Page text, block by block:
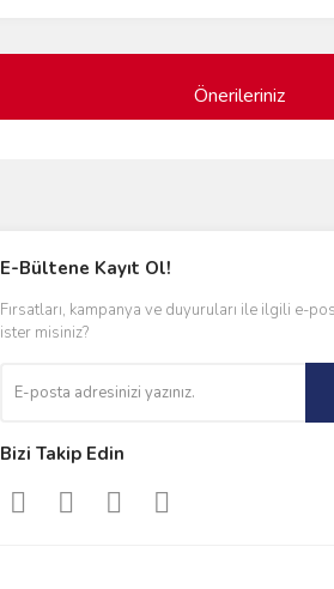
Önerileriniz
E-Bültene Kayıt Ol!
Fırsatları, kampanya ve duyuruları ile ilgili e-
ister misiniz?
Bizi Takip Edin